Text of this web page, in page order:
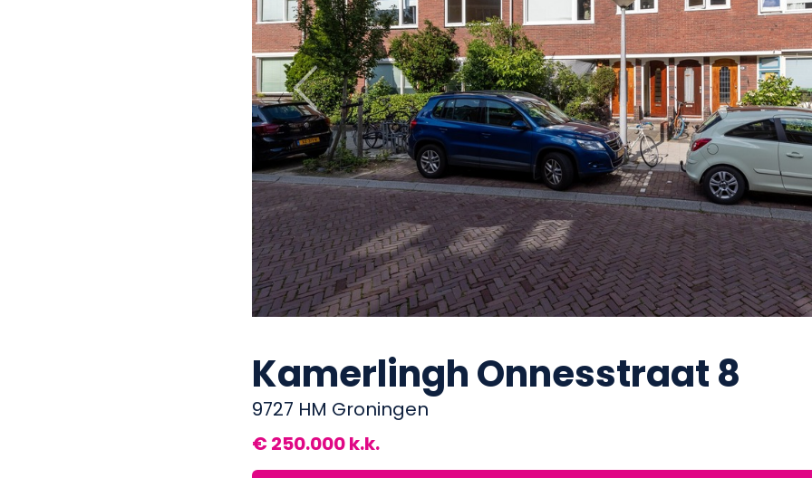
Previous
Kamerlingh Onnesstraat 8
9727 HM Groningen
€ 250.000 k.k.